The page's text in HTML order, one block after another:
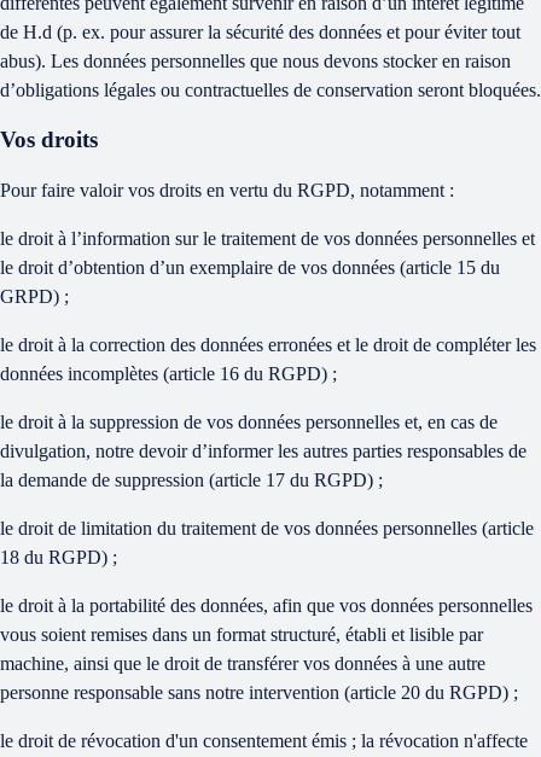
de H.d (p. ex. pour assurer la sécurité des données et pour éviter tout
abus). Les données personnelles que nous devons stocker en raison
d’obligations légales ou contractuelles de conservation seront bloquées.
Vos droits
Pour faire valoir vos droits en vertu du RGPD, notamment :
le droit à l’information sur le traitement de vos données personnelles et
le droit d’obtention d’un exemplaire de vos données (article 15 du
GRPD) ;
le droit à la correction des données erronées et le droit de compléter les
données incomplètes (article 16 du RGPD) ;
le droit à la suppression de vos données personnelles et, en cas de
divulgation, notre devoir d’informer les autres parties responsables de
la demande de suppression (article 17 du RGPD) ;
le droit de limitation du traitement de vos données personnelles (article
18 du RGPD) ;
le droit à la portabilité des données, afin que vos données personnelles
vous soient remises dans un format structuré, établi et lisible par
machine, ainsi que le droit de transférer vos données à une autre
personne responsable sans notre intervention (article 20 du RGPD) ;
le droit de révocation d'un consentement émis ; la révocation n'affecte